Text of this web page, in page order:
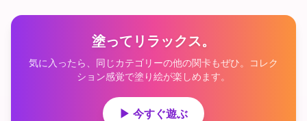
塗ってリラックス。
気に入ったら、同じカテゴリーの他の関卡もぜひ。コレク
ション感覚で塗り絵が楽しめます。
▶ 今すぐ遊ぶ